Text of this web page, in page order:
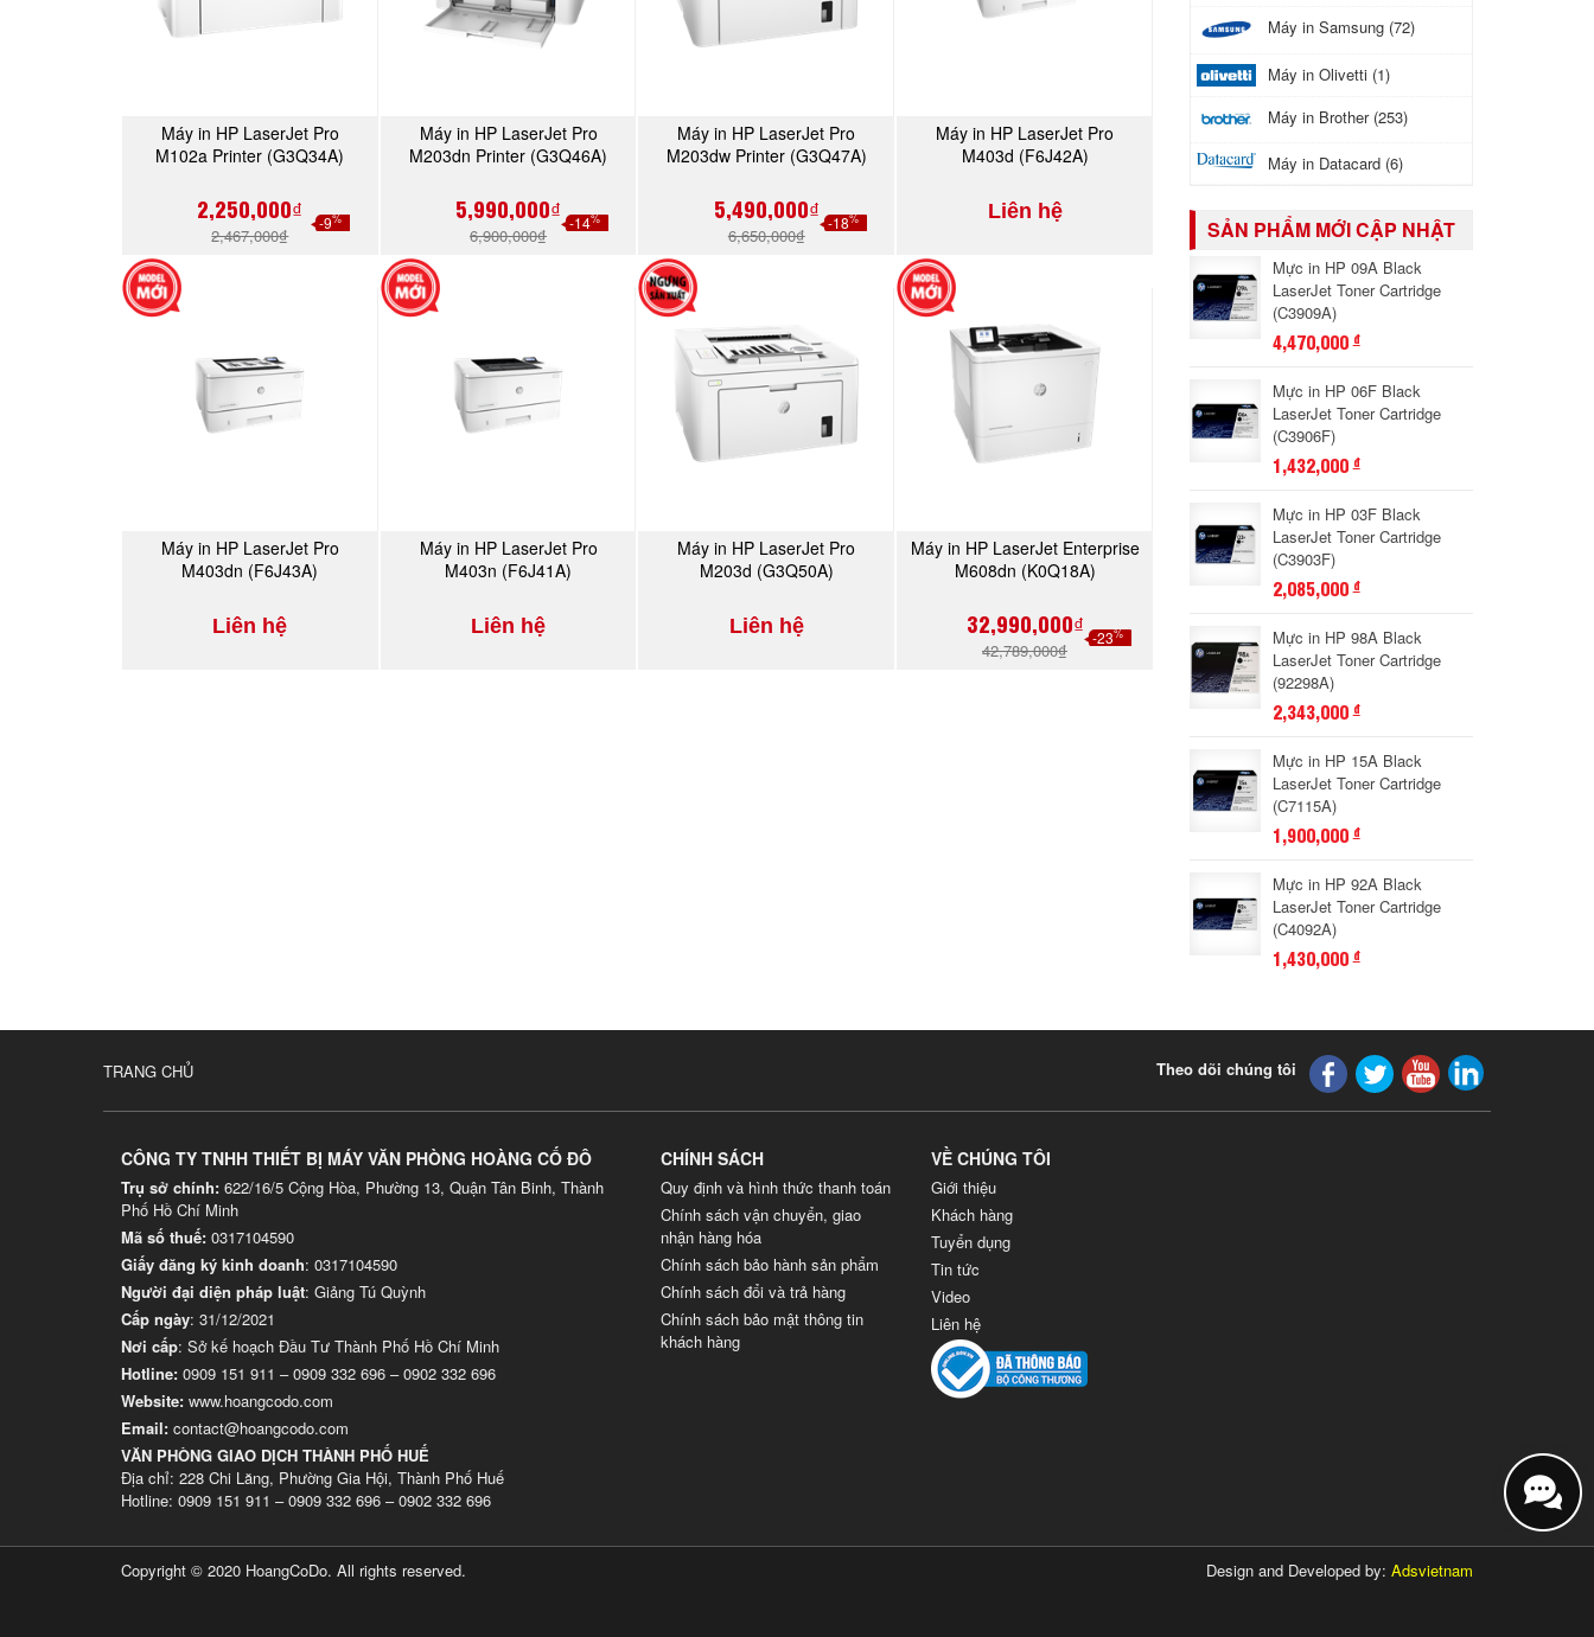
Máy in HP LaserJet Pro
M102a Printer (G3Q34A)
2,250,000₫
2,467,000₫
-9%
MUA NGAY
Máy in HP LaserJet Pro
M203dn Printer (G3Q46A)
5,990,000₫
6,900,000₫
-14%
MUA NGAY
Máy in HP LaserJet Pro
M203dw Printer (G3Q47A)
5,490,000₫
6,650,000₫
-18%
MUA NGAY
Máy in HP LaserJet Pro
M403d (F6J42A)
Liên hệ
MUA NGAY
Máy in HP LaserJet Pro
M403dn (F6J43A)
Liên hệ
MUA NGAY
Máy in HP LaserJet Pro
M403n (F6J41A)
Liên hệ
MUA NGAY
Máy in HP LaserJet Pro
M203d (G3Q50A)
Liên hệ
MUA NGAY
Máy in HP LaserJet Enterprise
M608dn (K0Q18A)
32,990,000₫
42,789,000₫
-23%
MUA NGAY
Máy in Samsung (72)
Máy in Olivetti (1)
Máy in Brother (253)
Máy in Datacard (6)
SẢN PHẨM MỚI CẬP NHẬT
Mực in HP 09A Black
LaserJet Toner Cartridge
(C3909A)
4,470,000đ
Mực in HP 06F Black
LaserJet Toner Cartridge
(C3906F)
1,432,000đ
Mực in HP 03F Black
LaserJet Toner Cartridge
(C3903F)
2,085,000đ
Mực in HP 98A Black
LaserJet Toner Cartridge
(92298A)
2,343,000đ
Mực in HP 15A Black
LaserJet Toner Cartridge
(C7115A)
1,900,000đ
Mực in HP 92A Black
LaserJet Toner Cartridge
(C4092A)
1,430,000đ
TRANG CHỦ Theo dõi chúng tôi
CÔNG TY TNHH THIẾT BỊ MÁY VĂN PHÒNG HOÀNG CỐ ĐÔ
Trụ sở chính: 622/16/5 Cộng Hòa, Phường 13, Quận Tân Binh, Thành
Phố Hồ Chí Minh
Mã số thuế: 0317104590
Giấy đăng ký kinh doanh: 0317104590
Người đại diện pháp luật: Giảng Tú Quỳnh
Cấp ngày: 31/12/2021
Nơi cấp: Sở kế hoạch Đầu Tư Thành Phố Hồ Chí Minh
Hotline: 0909 151 911 –0909 332 696 –0902 332 696
Website: www.hoangcodo.com
Email: contact@hoangcodo.com
VĂN PHÒNG GIAO DỊCH THÀNH PHỐ HUẾ
Địa chỉ: 228 Chi Lăng, Phường Gia Hội, Thành Phố Huế
Hotline: 0909 151 911 – 0909 332 696 – 0902 332 696
CHÍNH SÁCH
Quy định và hình thức thanh toán
Chính sách vận chuyển, giao
nhận hàng hóa
Chính sách bảo hành sản phẩm
Chính sách đổi và trả hàng
Chính sách bảo mật thông tin
khách hàng
VỀ CHÚNG TÔI
Giới thiệu
Khách hàng
Tuyển dụng
Tin tức
Video
Liên hệ
Copyright © 2020 HoangCoDo. All rights reserved. Design and Developed by: Adsvietnam